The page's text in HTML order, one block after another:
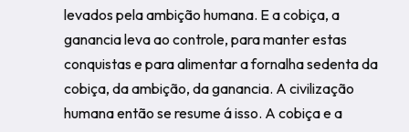
levados pela ambição humana. E a cobiça, a
ganancia leva ao controle, para manter estas
conquistas e para alimentar a fornalha sedenta da
cobiça, da ambição, da ganancia. A civilização
humana então se resume á isso. A cobiça e a